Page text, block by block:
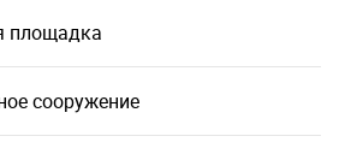
площадка
сооружение